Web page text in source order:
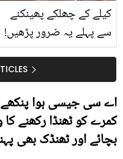
کیلے کے چھلکے پھینکنے
سے پہلے یہ ضرور پڑھیں!
سستا اور قدرتی حل
اے سی جیسی ہوا
کمرے کو ٹھنڈا رکھنے
بچائے اور ٹھنڈک بھی